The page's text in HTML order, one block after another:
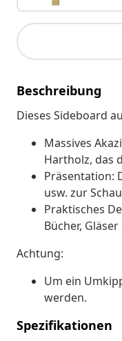
Beschreibung
Dieses Sideboard
Massives
Hartholz, das
Präsentation:
usw. zur
Praktisches
Bücher,
Achtung:
Um ein
werden.
Spezifikationen